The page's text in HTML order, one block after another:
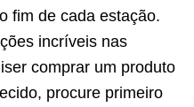
fim de cada estação.
incríveis nas
comprar um produto
procure primeiro